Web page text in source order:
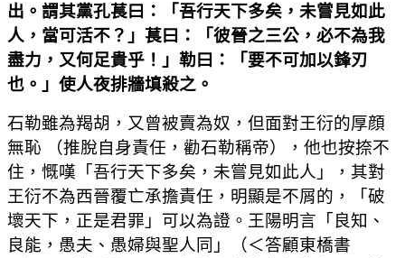
出。謂其黨孔萇曰：「吾行天下多矣，未嘗見如此
人，當可活不？」萇曰：「彼晉之三公，必不為我
盡力，又何足貴乎！」勒曰：「要不可加以鋒刃
也。」使人夜排牆填殺之。
石勒雖為羯胡，又曾被賣為奴，但面對王衍的厚顔
無恥 （推脫自身責任，勸石勒稱帝），他也按捺不
住，慨嘆「吾行天下多矣，未嘗見如此人」，其對
王衍不為西晉覆亡承擔責任，明顯是不屑的，「破
壞天下，正是君罪」可以為證。王陽明言「良知、
良能，愚夫、愚婦與聖人同」（＜答顧東橋書